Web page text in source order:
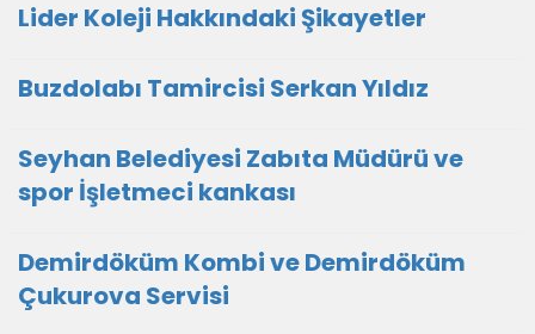
Lider Koleji Hakkındaki Şikayetler
Buzdolabı Tamircisi Serkan Yıldız
Seyhan Belediyesi Zabıta Müdürü ve
spor İşletmeci kankası
Demirdöküm Kombi ve Demirdöküm
Çukurova Servisi